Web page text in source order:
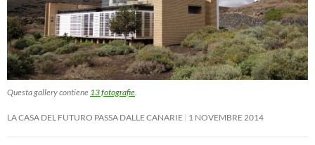
Questa gallery contiene 13 fotografie
LA CASA DEL FUTURO PASSA DALLE CANARIE 1 NOVEMBRE 2014